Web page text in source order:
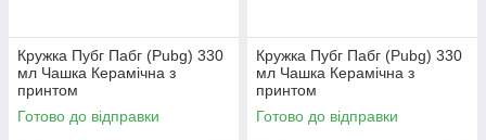
Кружка Пубг Пабг (Pubg) 330
мл Чашка Керамічна з
принтом
Готово до відправки
Кружка Пубг Пабг (Pubg) 330
мл Чашка Керамічна з
принтом
Готово до відправки